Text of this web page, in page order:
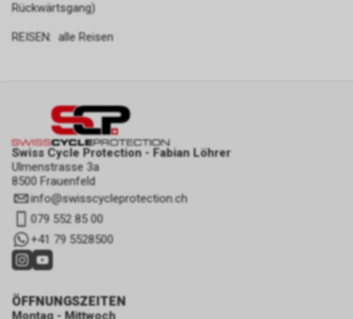
Rückwärtsgang)
REISEN: alle Reisen
Swiss Cycle Protection - Fabian Löhrer
Ulmenstrasse 3a
8500 Frauenfeld
info@swisscycleprotection.ch
079 552 85 00
+41 79 5528500
ÖFFNUNGSZEITEN
Montag - Mittwoch